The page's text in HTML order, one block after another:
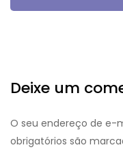
Deixe um
O seu endereço de e-
obrigatórios são